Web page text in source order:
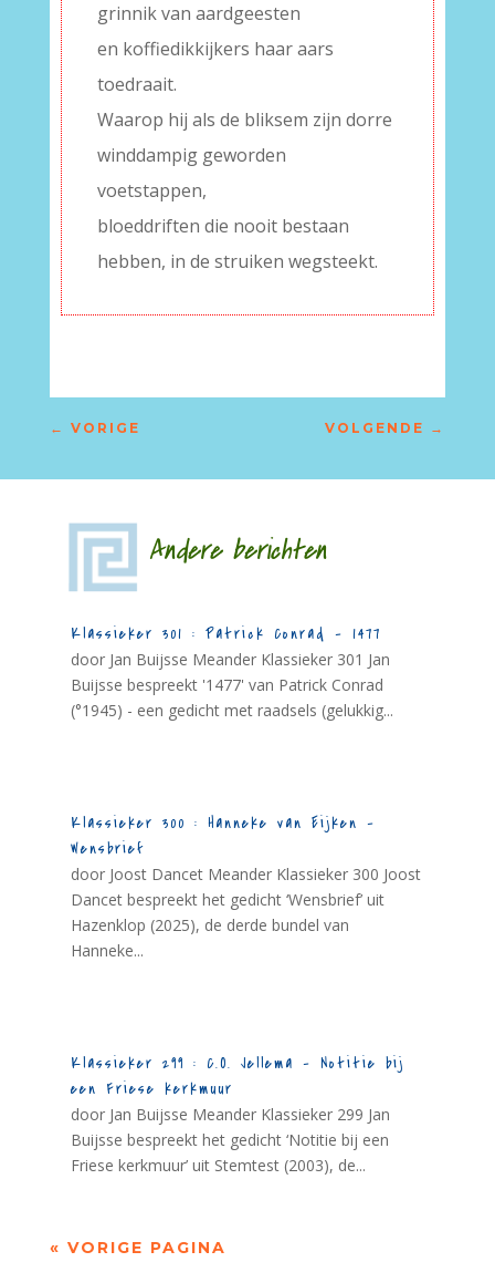
grinnik van aardgeesten
en koffiedikkijkers haar aars
toedraait.
Waarop hij als de bliksem zijn dorre
winddampig geworden
voetstappen,
bloeddriften die nooit bestaan
hebben, in de struiken wegsteekt.
← VORIGE VOLGENDE →
Andere berichten
Klassieker 301 : Patrick Conrad – 1477
door Jan Buijsse Meander Klassieker 301 Jan
Buijsse bespreekt '1477' van Patrick Conrad
(°1945) - een gedicht met raadsels (gelukkig...
Klassieker 300 : Hanneke van Eijken –
Wensbrief
door Joost Dancet Meander Klassieker 300 Joost
Dancet bespreekt het gedicht ‘Wensbrief’ uit
Hazenklop (2025), de derde bundel van
Hanneke...
Klassieker 299 : C.O. Jellema – Notitie bij
een Friese kerkmuur
door Jan Buijsse Meander Klassieker 299 Jan
Buijsse bespreekt het gedicht ‘Notitie bij een
Friese kerkmuur’ uit Stemtest (2003), de...
« VORIGE PAGINA